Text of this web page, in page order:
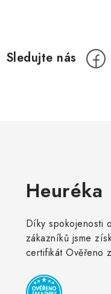
Heuréka
Díky spokojenosti
zákazníků jsme
certifikát Ověřeno